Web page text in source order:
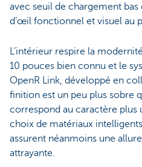
avec seuil de chargement
d’œil fonctionnel et visuel au
L’intérieur respire la
10 pouces bien connu et le
OpenR Link, développé en
finition est un peu plus sobre
correspond au caractère
choix de matériaux
assurent néanmoins une
attrayante.